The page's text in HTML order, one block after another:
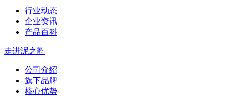
行业动态
企业资讯
产品百科
走进泥之韵
公司介绍
旗下品牌
核心优势